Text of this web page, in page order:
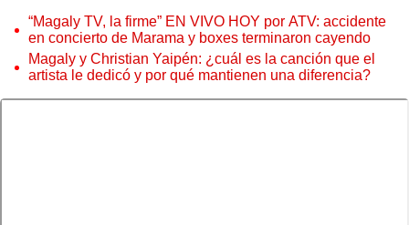
“Magaly TV, la firme” EN VIVO HOY por ATV: accidente
en concierto de Marama y boxes terminaron cayendo
Magaly y Christian Yaipén: ¿cuál es la canción que el
artista le dedicó y por qué mantienen una diferencia?